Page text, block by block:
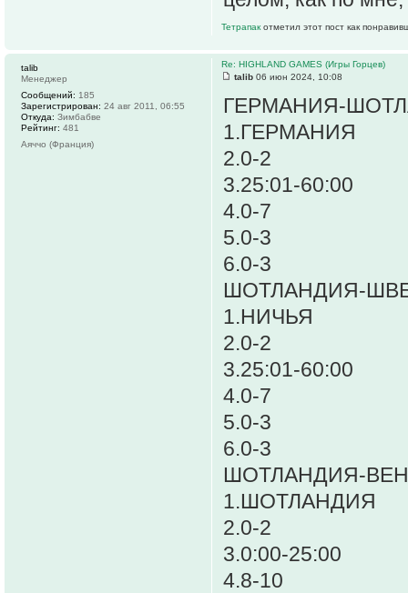
Тетрапак отметил этот пост как
Re: HIGHLAND GAMES (Игры Горцев)
talib 06 июн 2024, 10:08
ГЕРМАНИЯ-
1.ГЕРМАНИЯ
2.0-2
3.25:01-60:00
4.0-7
5.0-3
6.0-3
ШОТЛАНДИЯ-
1.НИЧЬЯ
2.0-2
3.25:01-60:00
4.0-7
5.0-3
6.0-3
ШОТЛАНДИЯ-
1.ШОТЛАНДИЯ
2.0-2
3.0:00-25:00
4.8-10
talib
Менеджер
Сообщений: 185
Зарегистрирован: 24 авг 2011, 06:55
Откуда: Зимбабве
Рейтинг: 481
Аяччо (Франция)